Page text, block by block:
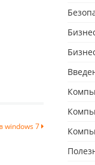
windows 7